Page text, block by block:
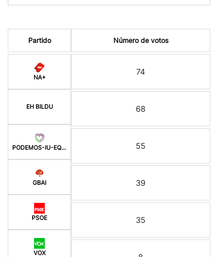
Partido
NA+
EH BILDU
PODEMOS-IU-EQUO-BATZ
GBAI
PSOE
VOX
Número de votos
74
68
55
39
35